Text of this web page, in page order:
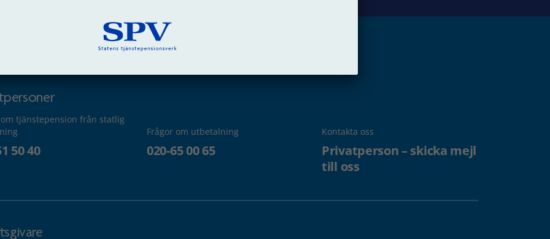
om tjänstepension från statlig
50 40
Frågor om utbetalning
020-65 00 65
Kontakta oss
Privatperson – skicka mejl
till oss